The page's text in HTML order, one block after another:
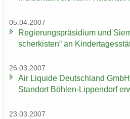
05.04.2007
Re­gie­rungs­prä­si­di­um und
scher­kis­ten“ an
26.03.2007
Air Li­qui­de Deutsch­land
Stand­ort Böhlen-​Lippendorf
23.03.2007